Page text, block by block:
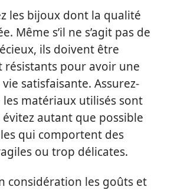
les bijoux dont la qualité
Même s’il ne s’agit pas de
ils doivent être
résistants pour avoir une
satisfaisante. Assurez-
les matériaux utilisés sont
autant que possible
qui comportent des
ou trop délicates.
considération les goûts et